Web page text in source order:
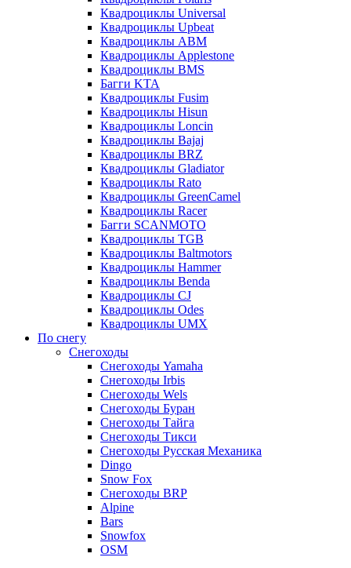
Квадроциклы Universal
Квадроциклы Upbeat
Квадроциклы ABM
Квадроциклы Applestone
Квадроциклы BMS
Багги KTA
Квадроциклы Fusim
Квадроциклы Hisun
Квадроциклы Loncin
Квадроциклы Bajaj
Квадроциклы BRZ
Квадроциклы Gladiator
Квадроциклы Rato
Квадроциклы GreenCamel
Квадроциклы Racer
Багги SCANMOTO
Квадроциклы TGB
Квадроциклы Baltmotors
Квадроциклы Hammer
Квадроциклы Benda
Квадроциклы CJ
Квадроциклы Odes
Квадроциклы UMX
По снегу
Снегоходы
Снегоходы Yamaha
Снегоходы Irbis
Снегоходы Wels
Снегоходы Буран
Снегоходы Тайга
Снегоходы Тикси
Снегоходы Русская Механика
Dingo
Snow Fox
Снегоходы BRP
Alpine
Bars
Snowfox
OSM